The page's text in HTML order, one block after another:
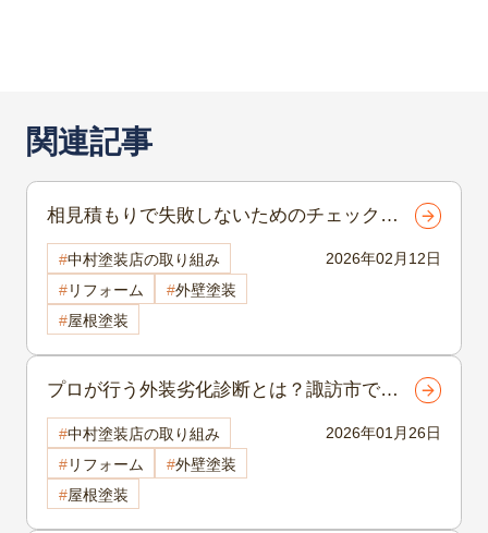
関連記事
2026年02月12日
相見積もりで失敗しないためのチェックポ
イントとは？外壁塗装で後悔しない比較方
法を解説【諏訪市・岡谷市】
中村塗装店の取り組み
リフォーム
外壁塗装
屋根塗装
2026年01月26日
プロが行う外装劣化診断とは？諏訪市で安
心して塗装を考えるための点検内容を解
説 諏訪市 外壁塗装
中村塗装店の取り組み
リフォーム
外壁塗装
屋根塗装